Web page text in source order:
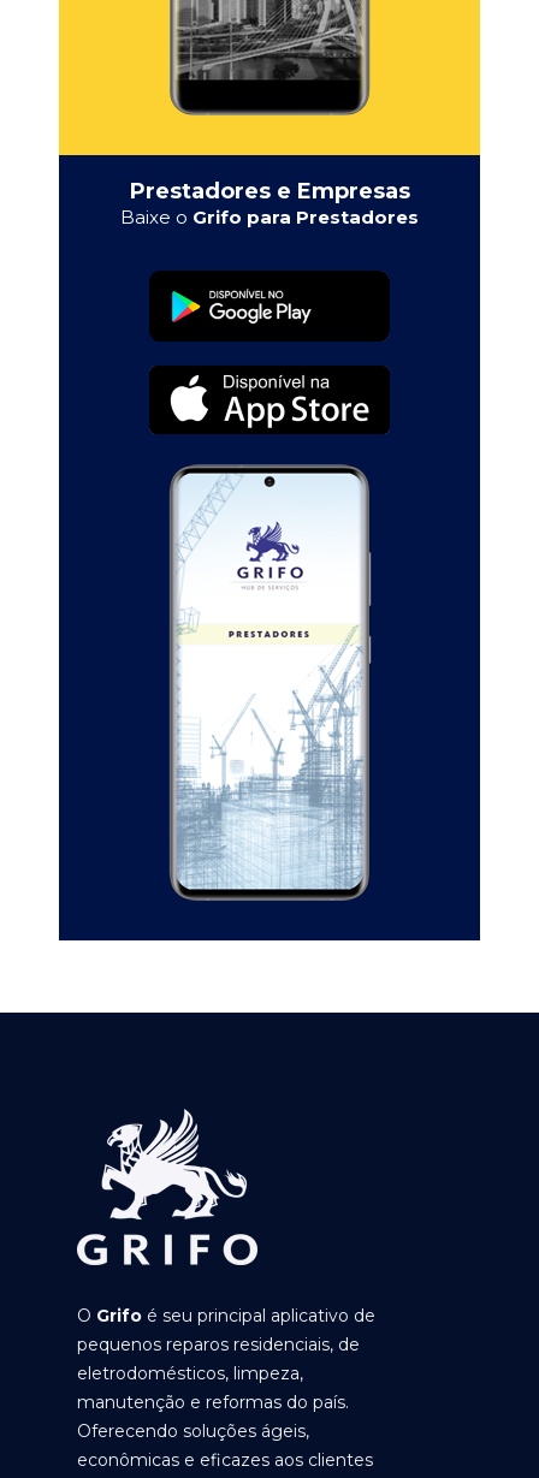
Prestadores e Empresas
Baixe o Grifo para Prestadores
O Grifo é seu principal aplicativo de
pequenos reparos residenciais, de
eletrodomésticos, limpeza,
manutenção e reformas do país.
Oferecendo soluções ágeis,
econômicas e eficazes aos clientes